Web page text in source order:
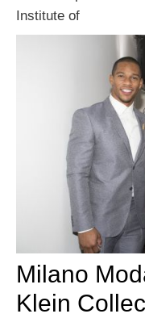
Institute of
Milano
Klein